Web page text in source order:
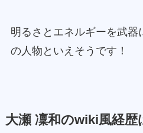
明るさとエネルギーを武器
の人物といえそうです！
大瀬 凜和のwiki風経歴